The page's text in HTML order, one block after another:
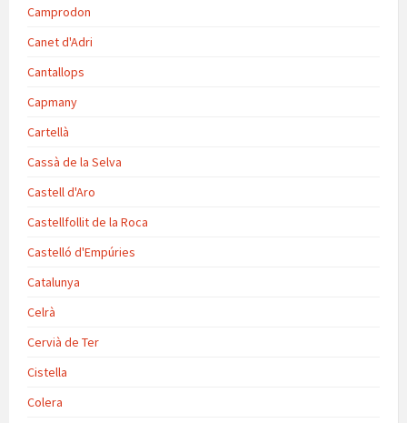
Camprodon
Canet d'Adri
Cantallops
Capmany
Cartellà
Cassà de la Selva
Castell d'Aro
Castellfollit de la Roca
Castelló d'Empúries
Catalunya
Celrà
Cervià de Ter
Cistella
Colera